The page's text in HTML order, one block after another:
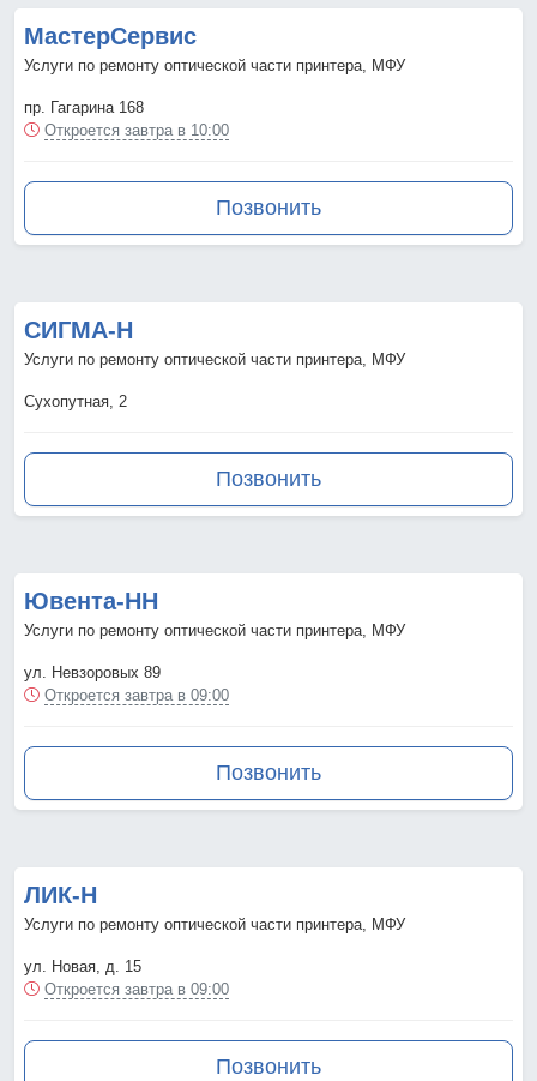
МастерСервис
Услуги по ремонту оптической части принтера, МФУ
пр. Гагарина 168
Откроется завтра в 10:00
Позвонить
СИГМА-Н
Услуги по ремонту оптической части принтера, МФУ
Сухопутная, 2
Позвонить
Ювента-НН
Услуги по ремонту оптической части принтера, МФУ
ул. Невзоровых 89
Откроется завтра в 09:00
Позвонить
ЛИК-Н
Услуги по ремонту оптической части принтера, МФУ
ул. Новая, д. 15
Откроется завтра в 09:00
Позвонить